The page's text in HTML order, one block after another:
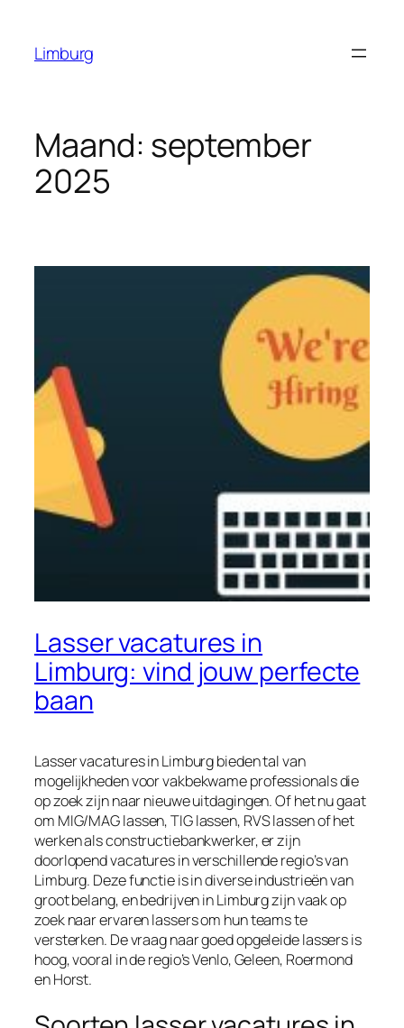
Limburg
Maand: september
2025
Lasser vacatures in
Limburg: vind jouw perfecte
baan
Lasser vacatures in Limburg bieden tal van
mogelijkheden voor vakbekwame professionals die
op zoek zijn naar nieuwe uitdagingen. Of het nu gaat
om MIG/MAG lassen, TIG lassen, RVS lassen of het
werken als constructiebankwerker, er zijn
doorlopend vacatures in verschillende regio’s van
Limburg. Deze functie is in diverse industrieën van
groot belang, en bedrijven in Limburg zijn vaak op
zoek naar ervaren lassers om hun teams te
versterken. De vraag naar goed opgeleide lassers is
hoog, vooral in de regio’s Venlo, Geleen, Roermond
en Horst.